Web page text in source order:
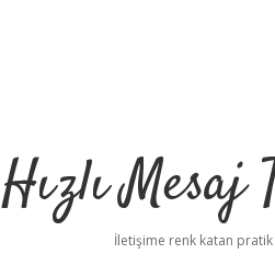
Hızlı Mesaj
İletişime renk katan